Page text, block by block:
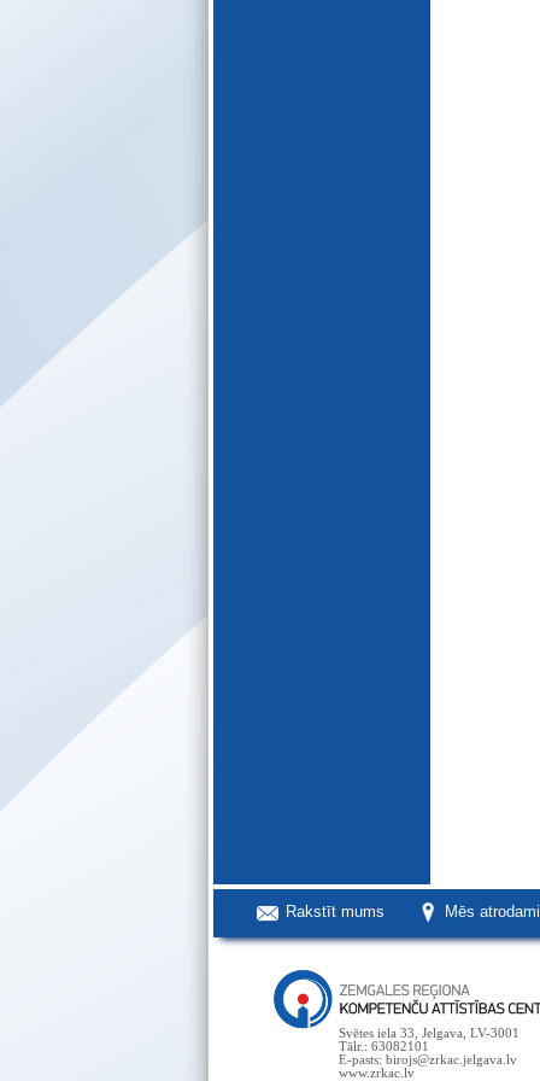
Rakstīt mums Mēs
Svētes iela 33, Jelgava, LV-3001
Tālr.: 63082101
E-pasts: birojs@zrkac.jelgava.lv
www.zrkac.lv